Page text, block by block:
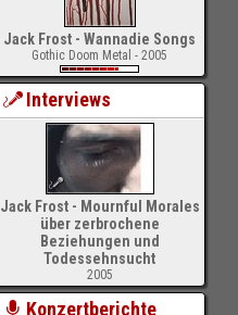
Jack Frost - Wannadie Songs
Gothic Doom Metal - 2005
Interviews
Jack Frost - Mournful Morales
über zerbrochene
Beziehungen und
Todessehnsucht
2005
Konzertberichte